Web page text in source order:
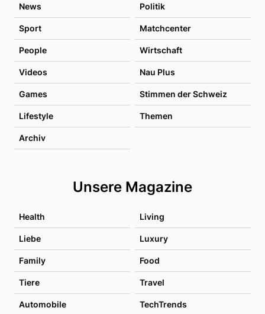
News Politik
Sport Matchcenter
People Wirtschaft
Videos Nau Plus
Games Stimmen der Schweiz
Lifestyle Themen
Archiv
Unsere Magazine
Health Living
Liebe Luxury
Family Food
Tiere Travel
Automobile TechTrends